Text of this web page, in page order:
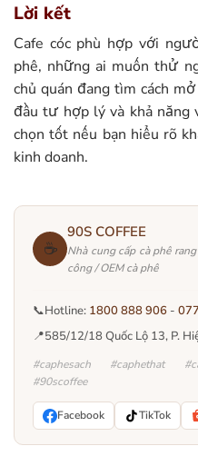
Lời kết
Cafe cóc phù hợp với
phê, những ai muốn thử
chủ quán đang tìm cách
đầu tư hợp lý và khả năng
chọn tốt nếu bạn hiểu rõ
kinh doanh.
☕
90S COFFEE
Nhà cung cấp cà phê
công / OEM cà phê
📞Hotline: 1800 888 906 -
📍585/12/18 Quốc Lộ 13, P.
#caphesach #caphethat
#90scoffee
Facebook TikTok